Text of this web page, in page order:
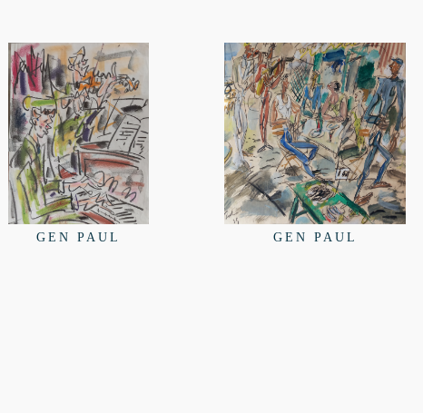
GEN PAUL GEN PAUL